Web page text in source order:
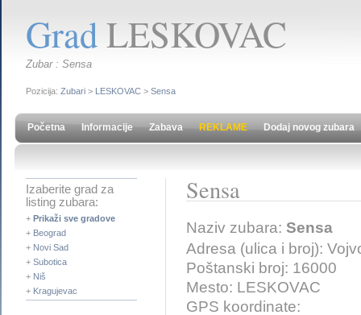
GradLESKOVAC
Zubar : Sensa
Pozicija: Zubari > LESKOVAC > Sensa
Početna Informacije Zabava REKLAME Dodaj novog zubara
Izaberite grad za
listing zubara:
+ Prikaži sve gradove
+ Beograd
+ Novi Sad
+ Subotica
+ Niš
+ Kragujevac
Sensa
Naziv zubara: Sensa
Adresa (ulica i broj):
Poštanski broj: 16000
Mesto: LESKOVAC
GPS koordinate: